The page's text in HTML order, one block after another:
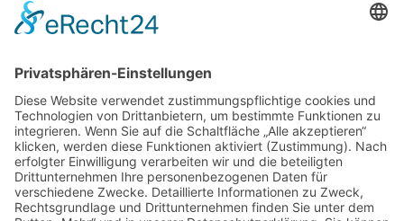
Menü
Home
Kontakt
AGB
Datenschutzerklärung
Impressum
Anschrift